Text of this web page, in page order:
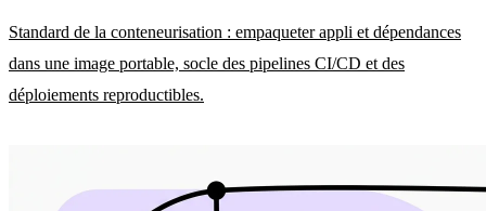
Standard de la conteneurisation : empaqueter appli et dépendances
dans une image portable, socle des pipelines CI/CD et des
déploiements reproductibles.